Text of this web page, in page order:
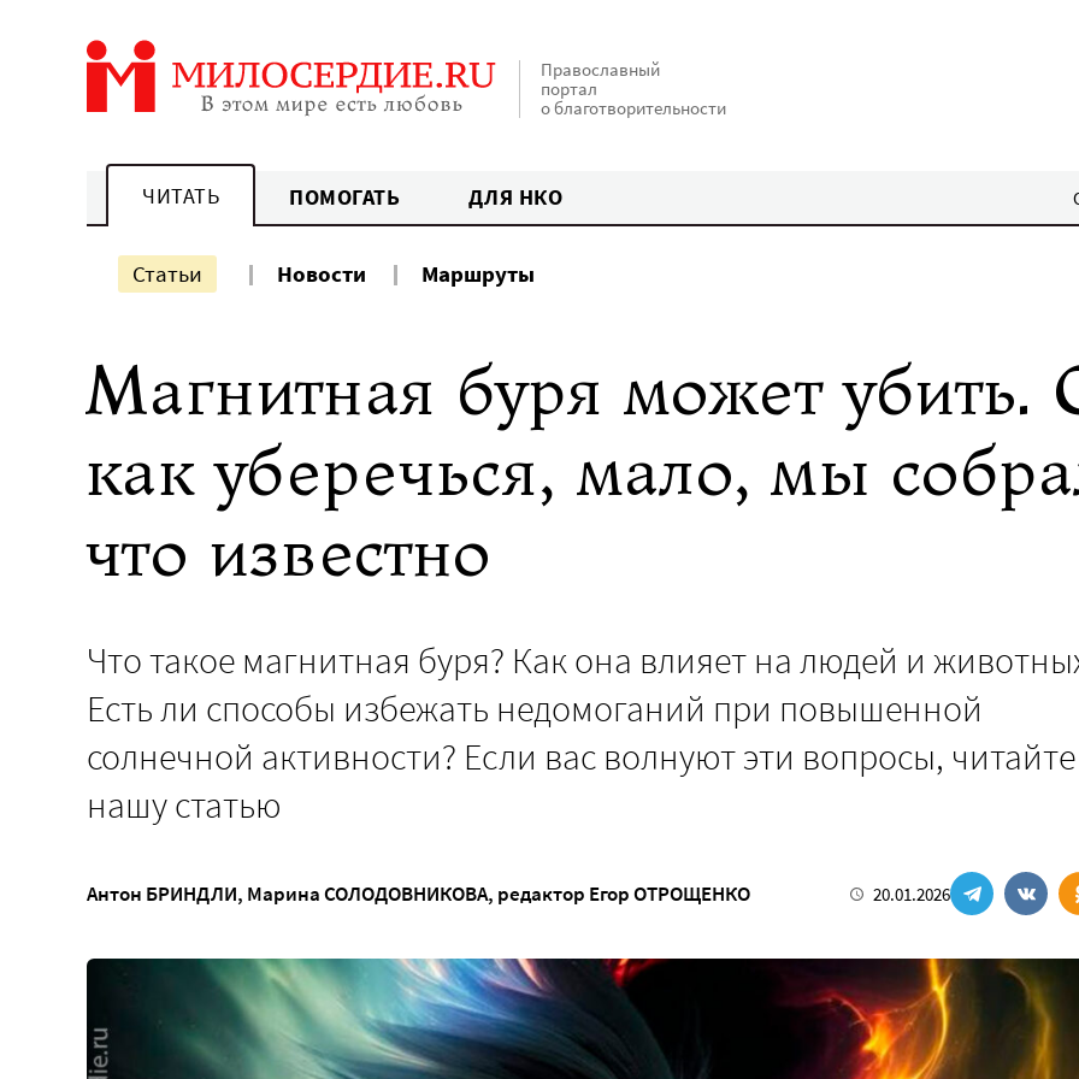
Православный
портал
о благотворительности
ЧИТАТЬ ПОМОГАТЬ ДЛЯ НКО
Статьи Новости Маршруты
Магнитная буря может убить.
как уберечься, мало, мы
что известно
Что такое магнитная буря? Как она влияет на людей и
Есть ли способы избежать недомоганий при повышенной
солнечной активности? Если вас волнуют эти вопросы, читайте
нашу статью
Антон БРИНДЛИ, Марина СОЛОДОВНИКОВА, редактор Егор ОТРОЩЕНКО 20.01.2026